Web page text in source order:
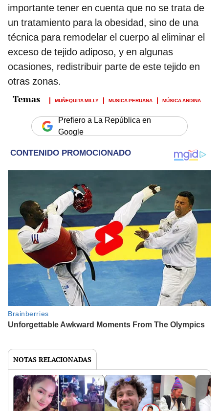
importante tener en cuenta que no se trata de
un tratamiento para la obesidad, sino de una
técnica para remodelar el cuerpo al eliminar el
exceso de tejido adiposo, y en algunas
ocasiones, redistribuir parte de este tejido en
otras zonas.
MUÑEQUITA MILLY MUSICA PERUANA MÚSICA ANDINA
Prefiero a La República en
Google
NOTAS RELACIONADAS